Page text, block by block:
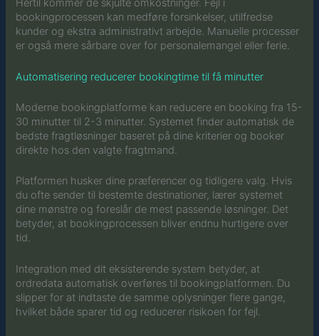
Hertil kommer de skjulte omkostninger. Fejl i
bookingprocessen kan medføre forsinkelser, utilfredse
kunder og ekstra administrativt arbejde. Manuelle processer
er også mere sårbare over for personalemangel eller ferie.
Automatisering reducerer bookingtime til få minutter
Moderne bookingplatforme kan reducere en booking fra 15-
30 minutter til 2-3 minutter. Systemet finder automatisk de
bedste fragtløsninger baseret på dine kriterier og booker
direkte hos den valgte fragtmand.
Platformen husker dine præferencer og tidligere valg. Hvis
du ofte sender til bestemte destinationer, lærer systemet
dine mønstre og foreslår de mest passende løsninger. Det
betyder, at bookingprocessen bliver endnu hurtigere over
tid.
Integration med dit eksisterende system betyder, at
ordredata automatisk overføres til bookingplatformen. Du
slipper for at indtaste de samme oplysninger flere gange,
hvilket både sparer tid og reducerer risikoen for fejl.